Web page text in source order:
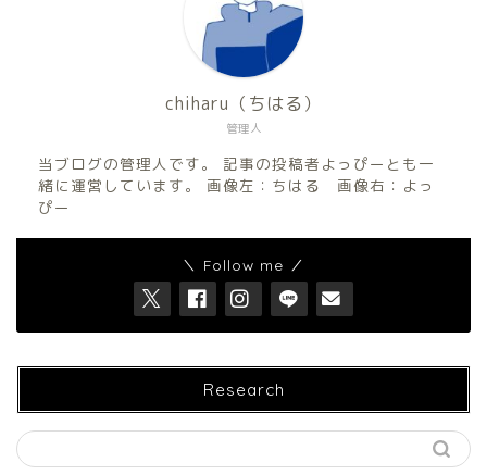
管理人
chiharu（ちはる）
当ブログの管理人です。 記事の投稿者よっぴーとも一
緒に運営しています。 画像左：ちはる 画像右：よっ
ぴー
＼ Follow me ／
Research